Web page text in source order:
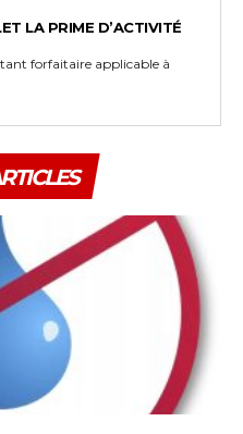
LA PRIME D’ACTIVITÉ
forfaitaire applicable à